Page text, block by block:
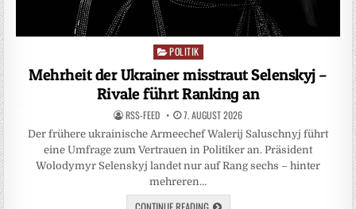
Posted
in
POLITIK
Mehrheit der Ukrainer misstraut Selenskyj –
Rivale führt Ranking an
RSS-FEED 7. AUGUST 2026
Der frühere ukrainische Armeechef Walerij Saluschnyj führt
eine Umfrage zum Vertrauen in Politiker an. Präsident
Wolodymyr Selenskyj landet nur auf Rang sechs – hinter
mehreren…